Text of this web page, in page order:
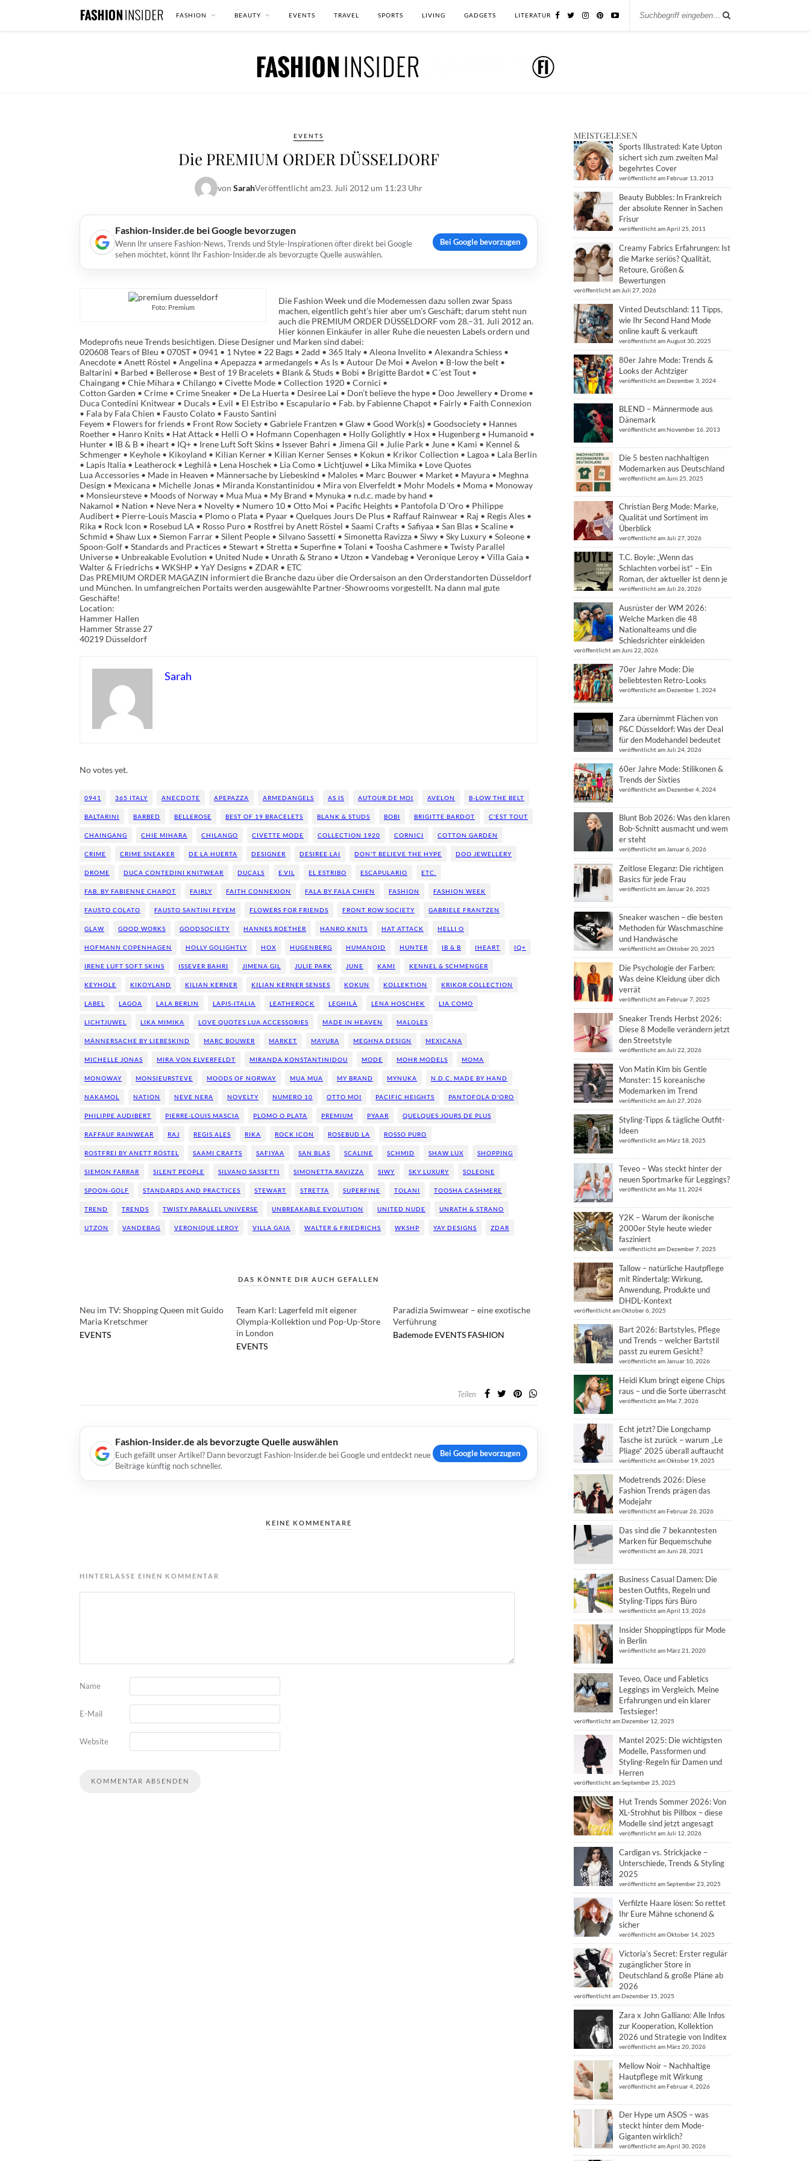
FASHION BEAUTY EVENTS TRAVEL SPORTS LIVING GADGETS LITERATUR
EVENTS
Die PREMIUM ORDER DÜSSELDORF
von SarahVeröffentlicht am23. Juli 2012 um 11:23 Uhr
Fashion-Insider.de bei Google bevorzugen
Wenn Ihr unsere Fashion-News, Trends und Style-Inspirationen öfter direkt bei Google
sehen möchtet, könnt Ihr Fashion-Insider.de als bevorzugte Quelle auswählen.
Bei Google bevorzugen
Foto: Premium
Die Fashion Week und die Modemessen dazu sollen zwar Spass
machen, eigentlich geht’s hier aber um’s Geschäft; darum steht nun
auch die PREMIUM ORDER DÜSSELDORF vom 28.–31. Juli 2012 an.
Hier können Einkäufer in aller Ruhe die neuesten Labels ordern und
Modeprofis neue Trends besichtigen. Diese Designer und Marken sind dabei:
020608 Tears of Bleu • 070ST • 0941 • 1 Nytee • 22 Bags • 2add • 365 Italy • Aleona Invelito • Alexandra Schiess •
Anecdote • Anett Röstel • Angelina • Apepazza • armedangels • As Is • Autour De Moi • Avelon • B-low the belt •
Baltarini • Barbed • Bellerose • Best of 19 Bracelets • Blank & Studs • Bobi • Brigitte Bardot • C´est Tout •
Chaingang • Chie Mihara • Chilango • Civette Mode • Collection 1920 • Cornici •
Cotton Garden • Crime • Crime Sneaker • De La Huerta • Desiree Lai • Don’t believe the hype • Doo Jewellery • Drome •
Duca Contedini Knitwear • Ducals • E.vil • El Estribo • Escapulario • Fab. by Fabienne Chapot • Fairly • Faith Connexion
• Fala by Fala Chien • Fausto Colato • Fausto Santini
Feyem • Flowers for friends • Front Row Society • Gabriele Frantzen • Glaw • Good Work(s) • Goodsociety • Hannes
Roether • Hanro Knits • Hat Attack • Helli O • Hofmann Copenhagen • Holly Golightly • Hox • Hugenberg • Humanoid •
Hunter • IB & B • iheart • IQ+ • Irene Luft Soft Skins • Issever Bahri • Jimena Gil • Julie Park • June • Kami • Kennel &
Schmenger • Keyhole • Kikoyland • Kilian Kerner • Kilian Kerner Senses • Kokun • Krikor Collection • Lagoa • Lala Berlin
• Lapis Italia • Leatherock • Leghilà • Lena Hoschek • Lia Como • Lichtjuwel • Lika Mimika • Love Quotes
Lua Accessories • Made in Heaven • Männersache by Liebeskind • Maloles • Marc Bouwer • Market • Mayura • Meghna
Design • Mexicana • Michelle Jonas • Miranda Konstantinidou • Mira von Elverfeldt • Mohr Models • Moma • Monoway
• Monsieursteve • Moods of Norway • Mua Mua • My Brand • Mynuka • n.d.c. made by hand •
Nakamol • Nation • Neve Nera • Novelty • Numero 10 • Otto Moi • Pacific Heights • Pantofola D´Oro • Philippe
Audibert • Pierre-Louis Mascia • Plomo o Plata • Pyaar • Quelques Jours De Plus • Raffauf Rainwear • Raj • Regis Ales •
Rika • Rock Icon • Rosebud LA • Rosso Puro • Rostfrei by Anett Röstel • Saami Crafts • Safiyaa • San Blas • Scaline •
Schmid • Shaw Lux • Siemon Farrar • Silent People • Silvano Sassetti • Simonetta Ravizza • Siwy • Sky Luxury • Soleone •
Spoon-Golf • Standards and Practices • Stewart • Stretta • Superfine • Tolani • Toosha Cashmere • Twisty Parallel
Universe • Unbreakable Evolution • United Nude • Unrath & Strano • Utzon • Vandebag • Veronique Leroy • Villa Gaia •
Walter & Friedrichs • WKSHP • YaY Designs • ZDAR • ETC
Das PREMIUM ORDER MAGAZIN informiert die Branche dazu über die Ordersaison an den Orderstandorten Düsseldorf
und München. In umfangreichen Portaits werden ausgewählte Partner-Showrooms vorgestellt. Na dann mal gute
Geschäfte!
Location:
Hammer Hallen
Hammer Strasse 27
40219 Düsseldorf
Sarah
No votes yet.
0941 365 ITALY ANECDOTE APEPAZZA ARMEDANGELS AS IS AUTOUR DE MOI AVELON B-LOW THE BELT
BALTARINI BARBED BELLEROSE BEST OF 19 BRACELETS BLANK & STUDS BOBI BRIGITTE BARDOT C'EST TOUT
CHAINGANG CHIE MIHARA CHILANGO CIVETTE MODE COLLECTION 1920 CORNICI COTTON GARDEN
CRIME CRIME SNEAKER DE LA HUERTA DESIGNER DESIREE LAI DON'T BELIEVE THE HYPE DOO JEWELLERY
DROME DUCA CONTEDINI KNITWEAR DUCALS E.VIL EL ESTRIBO ESCAPULARIO ETC.
FAB. BY FABIENNE CHAPOT FAIRLY FAITH CONNEXION FALA BY FALA CHIEN FASHION FASHION WEEK
FAUSTO COLATO FAUSTO SANTINI FEYEM FLOWERS FOR FRIENDS FRONT ROW SOCIETY GABRIELE FRANTZEN
GLAW GOOD WORKS GOODSOCIETY HANNES ROETHER HANRO KNITS HAT ATTACK HELLI O
HOFMANN COPENHAGEN HOLLY GOLIGHTLY HOX HUGENBERG HUMANOID HUNTER IB & B IHEART IQ+
IRENE LUFT SOFT SKINS ISSEVER BAHRI JIMENA GIL JULIE PARK JUNE KAMI KENNEL & SCHMENGER
KEYHOLE KIKOYLAND KILIAN KERNER KILIAN KERNER SENSES KOKUN KOLLEKTION KRIKOR COLLECTION
LABEL LAGOA LALA BERLIN LAPIS-ITALIA LEATHEROCK LEGHILÀ LENA HOSCHEK LIA COMO
LICHTJUWEL LIKA MIMIKA LOVE QUOTES LUA ACCESSORIES MADE IN HEAVEN MALOLES
MÄNNERSACHE BY LIEBESKIND MARC BOUWER MARKET MAYURA MEGHNA DESIGN MEXICANA
MICHELLE JONAS MIRA VON ELVERFELDT MIRANDA KONSTANTINIDOU MODE MOHR MODELS MOMA
MONOWAY MONSIEURSTEVE MOODS OF NORWAY MUA MUA MY BRAND MYNUKA N.D.C. MADE BY HAND
NAKAMOL NATION NEVE NERA NOVELTY NUMERO 10 OTTO MOI PACIFIC HEIGHTS PANTOFOLA D'ORO
PHILIPPE AUDIBERT PIERRE-LOUIS MASCIA PLOMO O PLATA PREMIUM PYAAR QUELQUES JOURS DE PLUS
RAFFAUF RAINWEAR RAJ REGIS ALES RIKA ROCK ICON ROSEBUD LA ROSSO PURO
ROSTFREI BY ANETT RÖSTEL SAAMI CRAFTS SAFIYAA SAN BLAS SCALINE SCHMID SHAW LUX SHOPPING
SIEMON FARRAR SILENT PEOPLE SILVANO SASSETTI SIMONETTA RAVIZZA SIWY SKY LUXURY SOLEONE
SPOON-GOLF STANDARDS AND PRACTICES STEWART STRETTA SUPERFINE TOLANI TOOSHA CASHMERE
TREND TRENDS TWISTY PARALLEL UNIVERSE UNBREAKABLE EVOLUTION UNITED NUDE UNRATH & STRANO
UTZON VANDEBAG VERONIQUE LEROY VILLA GAIA WALTER & FRIEDRICHS WKSHP YAY DESIGNS ZDAR
DAS KÖNNTE DIR AUCH GEFALLEN
Neu im TV: Shopping Queen mit Guido
Maria Kretschmer
EVENTS
Team Karl: Lagerfeld mit eigener
Olympia-Kollektion und Pop-Up-Store
in London
EVENTS
Paradizia Swimwear – eine exotische
Verführung
Bademode EVENTS FASHION
Teilen
Fashion-Insider.de als bevorzugte Quelle auswählen
Euch gefällt unser Artikel? Dann bevorzugt Fashion-Insider.de bei Google und entdeckt neue
Beiträge künftig noch schneller.
Bei Google bevorzugen
KEINE KOMMENTARE
HINTERLASSE EINEN KOMMENTAR
Name
E-Mail
Website
MEISTGELESEN
Sports Illustrated: Kate Upton
sichert sich zum zweiten Mal
begehrtes Cover
veröffentlicht am Februar 13, 2013
Beauty Bubbles: In Frankreich
der absolute Renner in Sachen
Frisur
veröffentlicht am April 25, 2011
Creamy Fabrics Erfahrungen: Ist
die Marke seriös? Qualität,
Retoure, Größen &
Bewertungen
veröffentlicht am Juli 27, 2026
Vinted Deutschland: 11 Tipps,
wie Ihr Second Hand Mode
online kauft & verkauft
veröffentlicht am August 30, 2025
80er Jahre Mode: Trends &
Looks der Achtziger
veröffentlicht am Dezember 3, 2024
BLEND – Männermode aus
Dänemark
veröffentlicht am November 16, 2013
Die 5 besten nachhaltigen
Modemarken aus Deutschland
veröffentlicht am Juni 25, 2025
Christian Berg Mode: Marke,
Qualität und Sortiment im
Überblick
veröffentlicht am Juli 27, 2026
T.C. Boyle: „Wenn das
Schlachten vorbei ist“ – Ein
Roman, der aktueller ist denn je
veröffentlicht am Juli 26, 2026
Ausrüster der WM 2026:
Welche Marken die 48
Nationalteams und die
Schiedsrichter einkleiden
veröffentlicht am Juni 22, 2026
70er Jahre Mode: Die
beliebtesten Retro-Looks
veröffentlicht am Dezember 1, 2024
Zara übernimmt Flächen von
P&C Düsseldorf: Was der Deal
für den Modehandel bedeutet
veröffentlicht am Juli 24, 2026
60er Jahre Mode: Stilikonen &
Trends der Sixties
veröffentlicht am Dezember 4, 2024
Blunt Bob 2026: Was den klaren
Bob-Schnitt ausmacht und wem
er steht
veröffentlicht am Januar 6, 2026
Zeitlose Eleganz: Die richtigen
Basics für jede Frau
veröffentlicht am Januar 26, 2025
Sneaker waschen – die besten
Methoden für Waschmaschine
und Handwäsche
veröffentlicht am Oktober 20, 2025
Die Psychologie der Farben:
Was deine Kleidung über dich
verrät
veröffentlicht am Februar 7, 2025
Sneaker Trends Herbst 2026:
Diese 8 Modelle verändern jetzt
den Streetstyle
veröffentlicht am Juli 22, 2026
Von Matin Kim bis Gentle
Monster: 15 koreanische
Modemarken im Trend
veröffentlicht am Juli 27, 2026
Styling-Tipps & tägliche Outfit-
Ideen
veröffentlicht am März 18, 2025
Teveo – Was steckt hinter der
neuen Sportmarke für Leggings?
veröffentlicht am Mai 11, 2024
Y2K – Warum der ikonische
2000er Style heute wieder
fasziniert
veröffentlicht am Dezember 7, 2025
Tallow – natürliche Hautpflege
mit Rindertalg: Wirkung,
Anwendung, Produkte und
DHDL-Kontext
veröffentlicht am Oktober 6, 2025
Bart 2026: Bartstyles, Pflege
und Trends – welcher Bartstil
passt zu eurem Gesicht?
veröffentlicht am Januar 10, 2026
Heidi Klum bringt eigene Chips
raus – und die Sorte überrascht
veröffentlicht am Mai 7, 2026
Echt jetzt? Die Longchamp
Tasche ist zurück – warum „Le
Pliage“ 2025 überall auftaucht
veröffentlicht am Oktober 19, 2025
Modetrends 2026: Diese
Fashion Trends prägen das
Modejahr
veröffentlicht am Februar 26, 2026
Das sind die 7 bekanntesten
Marken für Bequemschuhe
veröffentlicht am Juni 28, 2021
Business Casual Damen: Die
besten Outfits, Regeln und
Styling-Tipps fürs Büro
veröffentlicht am April 13, 2026
Insider Shoppingtipps für Mode
in Berlin
veröffentlicht am März 21, 2020
Teveo, Oace und Fabletics
Leggings im Vergleich. Meine
Erfahrungen und ein klarer
Testsieger!
veröffentlicht am Dezember 12, 2025
Mantel 2025: Die wichtigsten
Modelle, Passformen und
Styling-Regeln für Damen und
Herren
veröffentlicht am September 25, 2025
Hut Trends Sommer 2026: Von
XL-Strohhut bis Pillbox – diese
Modelle sind jetzt angesagt
veröffentlicht am Juli 12, 2026
Cardigan vs. Strickjacke –
Unterschiede, Trends & Styling
2025
veröffentlicht am September 23, 2025
Verfilzte Haare lösen: So rettet
Ihr Eure Mähne schonend &
sicher
veröffentlicht am Oktober 14, 2025
Victoria’s Secret: Erster regulär
zugänglicher Store in
Deutschland & große Pläne ab
2026
veröffentlicht am Dezember 15, 2025
Zara x John Galliano: Alle Infos
zur Kooperation, Kollektion
2026 und Strategie von Inditex
veröffentlicht am März 20, 2026
Mellow Noir – Nachhaltige
Hautpflege mit Wirkung
veröffentlicht am Februar 4, 2026
Der Hype um ASOS – was
steckt hinter dem Mode-
Giganten wirklich?
veröffentlicht am April 30, 2026